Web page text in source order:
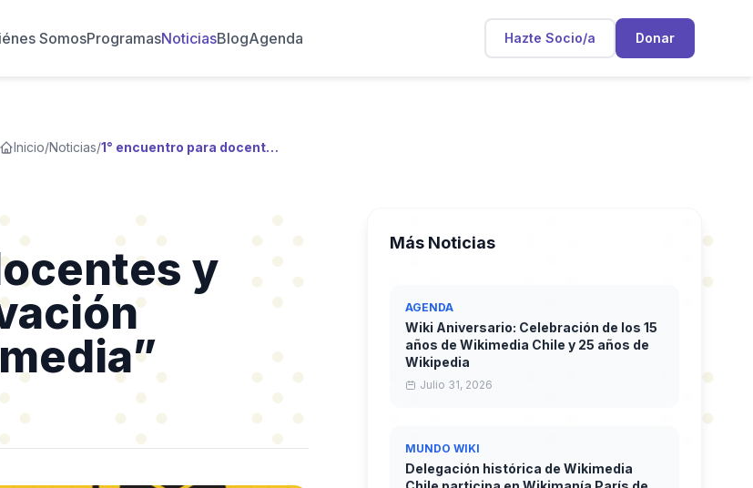
SomosProgramasNoticiasBlogAgenda Hazte Socio/a Donar
Inicio/Noticias/ 1° encuentro para docentes y académicos: “Innovación educativa con Wikimedia”
y
Más Noticias
AGENDA
Wiki Aniversario: Celebración de los 15
años de Wikimedia Chile y 25 años de
Wikipedia
Julio 31, 2026
MUNDO WIKI
Delegación histórica de Wikimedia